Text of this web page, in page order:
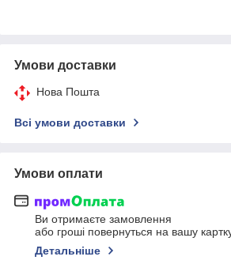
Умови доставки
Нова Пошта
Всі умови доставки
Умови оплати
Ви отримаєте замовлення
або гроші повернуться на вашу
Детальніше